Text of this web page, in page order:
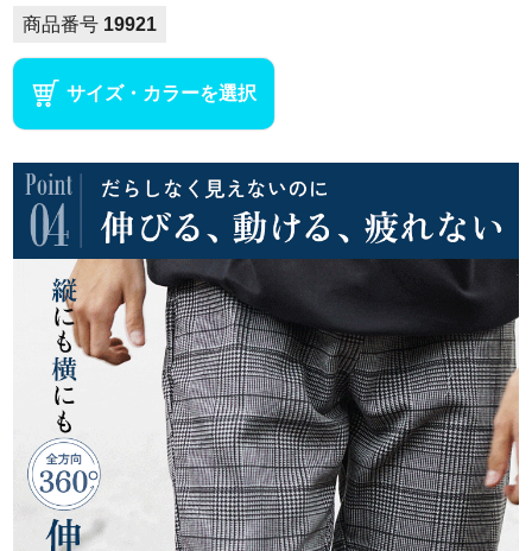
商品番号 19921
サイズ・カラーを選択